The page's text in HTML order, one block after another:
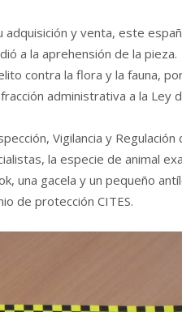
y venta, este
a la aprehensión de la pieza.
contra la flora y la fauna,
administrativa a la Ley
Vigilancia y
la especie de animal
una gacela y un pequeño
de protección CITES.